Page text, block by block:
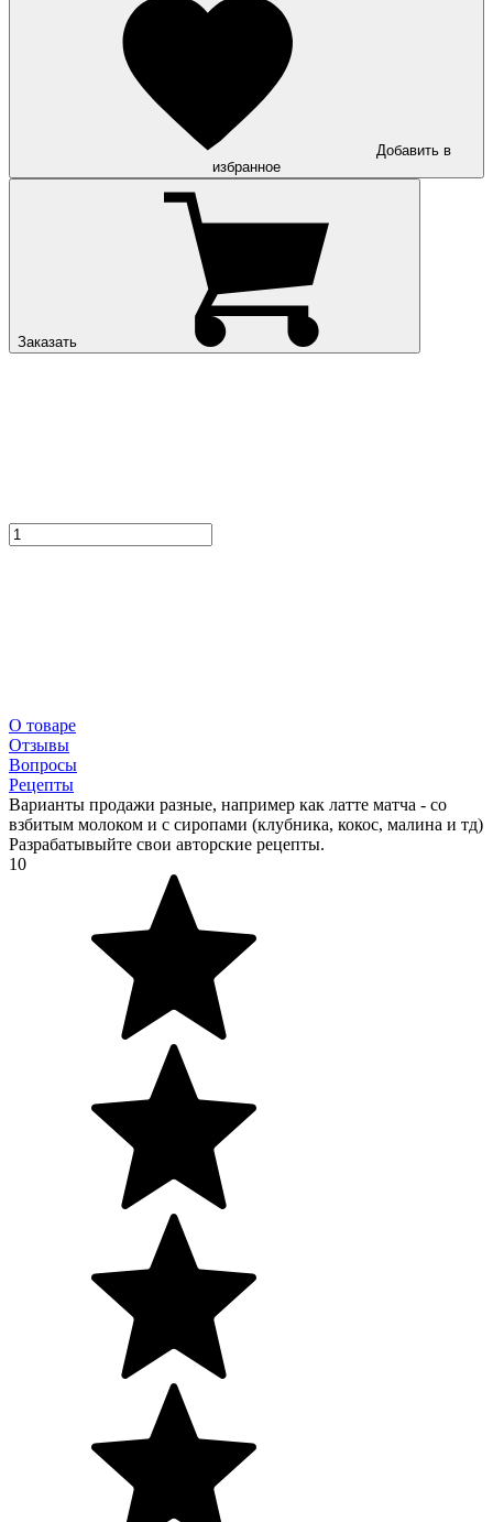
Добавить в
избранное
Заказать
О товаре
Отзывы
Вопросы
Рецепты
Варианты продажи разные, например как латте матча - со
взбитым молоком и с сиропами (клубника, кокос, малина и тд)
Разрабатывыйте свои авторские рецепты.
10